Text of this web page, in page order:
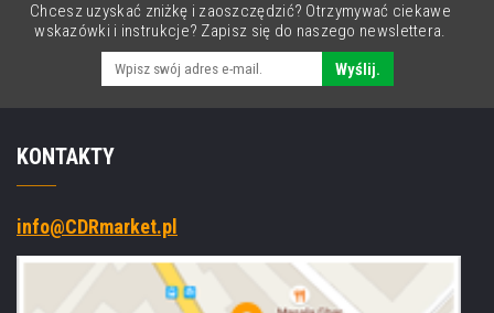
Chcesz uzyskać zniżkę i zaoszczędzić? Otrzymywać ciekawe
wskazówki i instrukcje? Zapisz się do naszego newslettera.
Wyślij.
KONTAKTY
info@CDRmarket.pl